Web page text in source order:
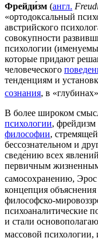
Фрейди́зм (англ.
«ортодоксальный
австрийского
совокупности
психологии
которые придают
человеческого
тенденциям и
сознания, в «глубинах»
В более широком
психологии, фрейдизм
философии,
бессознательном и
сведе́нию всех явлений
первичным
самосохранению,
концепция
философско-
психоаналитические
и стали
массовой психологии,